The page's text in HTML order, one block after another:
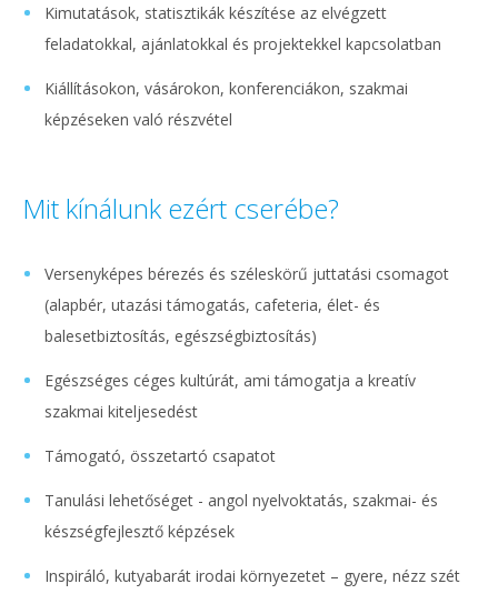
Kimutatások, statisztikák készítése az elvégzett
feladatokkal, ajánlatokkal és projektekkel kapcsolatban
Kiállításokon, vásárokon, konferenciákon, szakmai
képzéseken való részvétel
Mit kínálunk ezért cserébe?
Versenyképes bérezés és széleskörű juttatási csomagot
(alapbér, utazási támogatás, cafeteria, élet- és
balesetbiztosítás, egészségbiztosítás)
Egészséges céges kultúrát, ami támogatja a kreatív
szakmai kiteljesedést
Támogató, összetartó csapatot
Tanulási lehetőséget - angol nyelvoktatás, szakmai- és
készségfejlesztő képzések
Inspiráló, kutyabarát irodai környezetet – gyere, nézz szét